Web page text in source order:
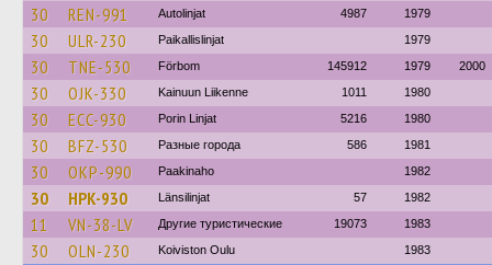
30 REN-991 Autolinjat 4987 1979
30 ULR-230 Paikallislinjat 1979
30 TNE-530 Förbom 145912 1979 2000
30 OJK-330 Kainuun Liikenne 1011 1980
30 ECC-930 Porin Linjat 5216 1980
30 BFZ-530 Разные города 586 1981
30 OKP-990 Paakinaho 1982
30 HPK-930 Länsilinjat 57 1982
11 VN-38-LV Другие туристические 19073 1983
30 OLN-230 Koiviston Oulu 1983